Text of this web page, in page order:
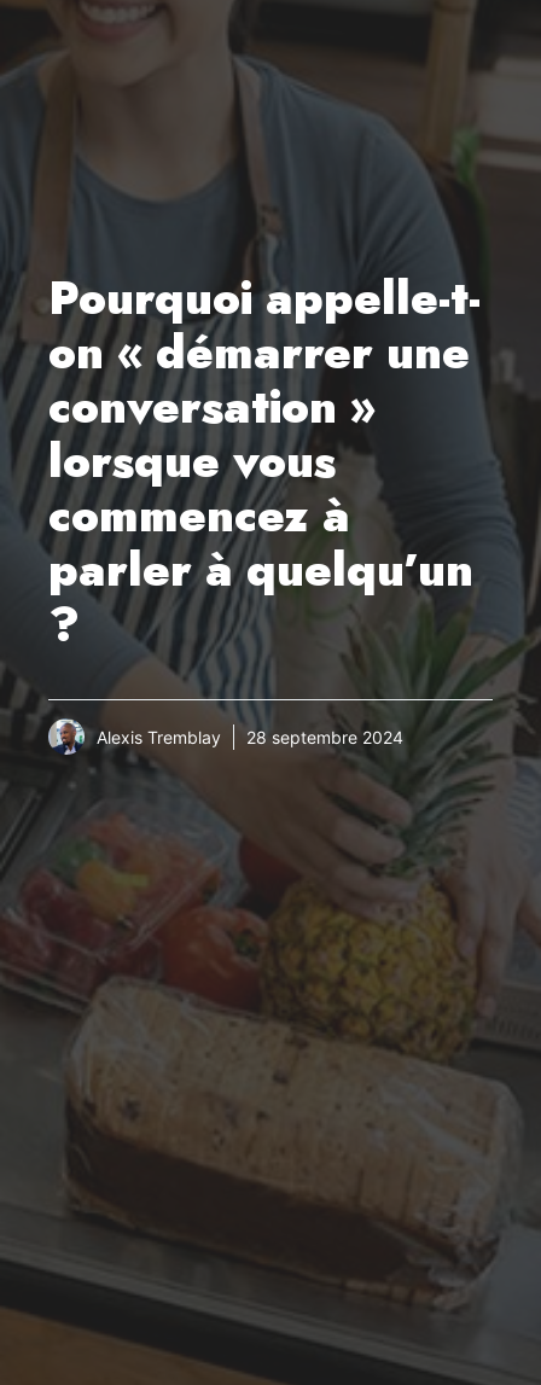
Pourquoi appelle-t-
on « démarrer une
conversation »
lorsque vous
commencez à
parler à quelqu’un
?
Alexis Tremblay 28 septembre 2024